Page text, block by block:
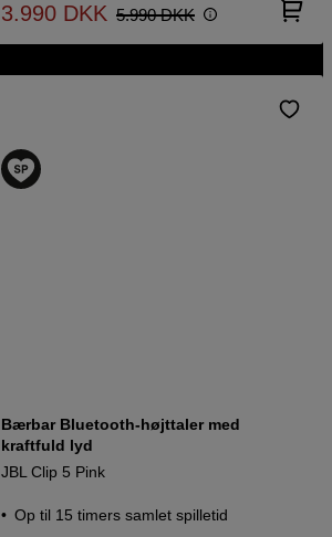
3.990 DKK 5.990 DKK
Bærbar Bluetooth-højttaler med
kraftfuld lyd
JBL Clip 5 Pink
Op til 15 timers samlet spilletid